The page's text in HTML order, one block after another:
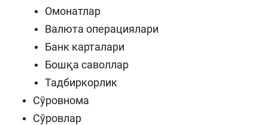
Омонатлар
Валюта операциялари
Банк карталари
Бошқа саволлар
Тадбиркорлик
Сўровнома
Сўровлар